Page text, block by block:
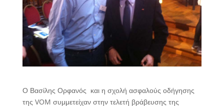
Ο Βασίλης Ορφανός και η σχολή ασφαλούς οδήγησης
της VOM συμμετείχαν στην τελετή βράβευσης της